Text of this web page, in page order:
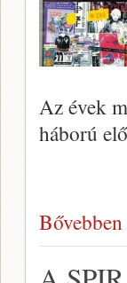
Az évek
háború
Bővebben